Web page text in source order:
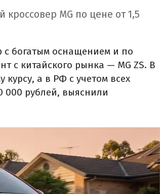
MG по цене от 1,5
с богатым оснащением и по
с китайского рынка — MG ZS. В
курсу, а в РФ с учетом всех
000 рублей, выяснили